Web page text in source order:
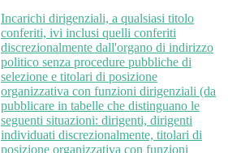
Incarichi dirigenziali, a qualsiasi titolo
conferiti, ivi inclusi quelli conferiti
discrezionalmente dall'organo di indirizzo
politico senza procedure pubbliche di
selezione e titolari di posizione
organizzativa con funzioni dirigenziali (da
pubblicare in tabelle che distinguano le
seguenti situazioni: dirigenti, dirigenti
individuati discrezionalmente, titolari di
posizione organizzativa con funzioni